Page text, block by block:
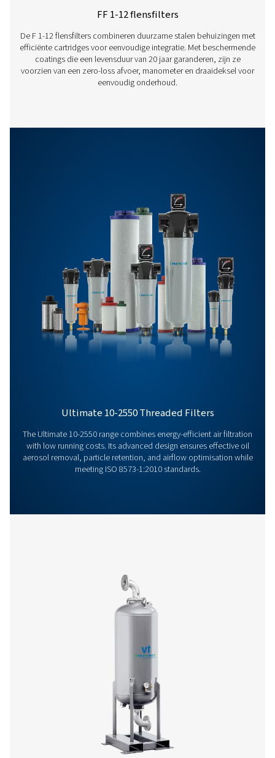
Kenmerken En Voordelen
Neem contact op
Hebt u vragen of wilt u weten hoe onze
activiteiten kunnen verbeteren? Neem contact met
Ons team staat klaar om deskundige inzichten te
en u te helpen uw processen te optimaliseren met
geavanceerde filtratieoplossingen. Laten we uw
samen naar een hoger niveau tillen!
luchtbehandelingsexperts
Overige producten